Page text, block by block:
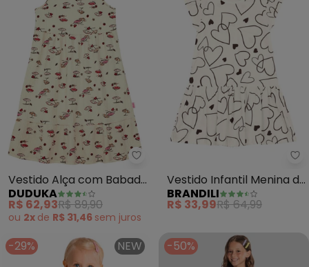
Duduka - Vestido
Vestido Alça com Babado
(Bege)
DUDUKA
R$ 62,93R$ 89,90
ou 2x de R$ 31,46 sem juros
Vestido Infantil Menina de
Corações (Natural)
BRANDILI
R$ 33,99R$ 64,99
-29% NEW -50%